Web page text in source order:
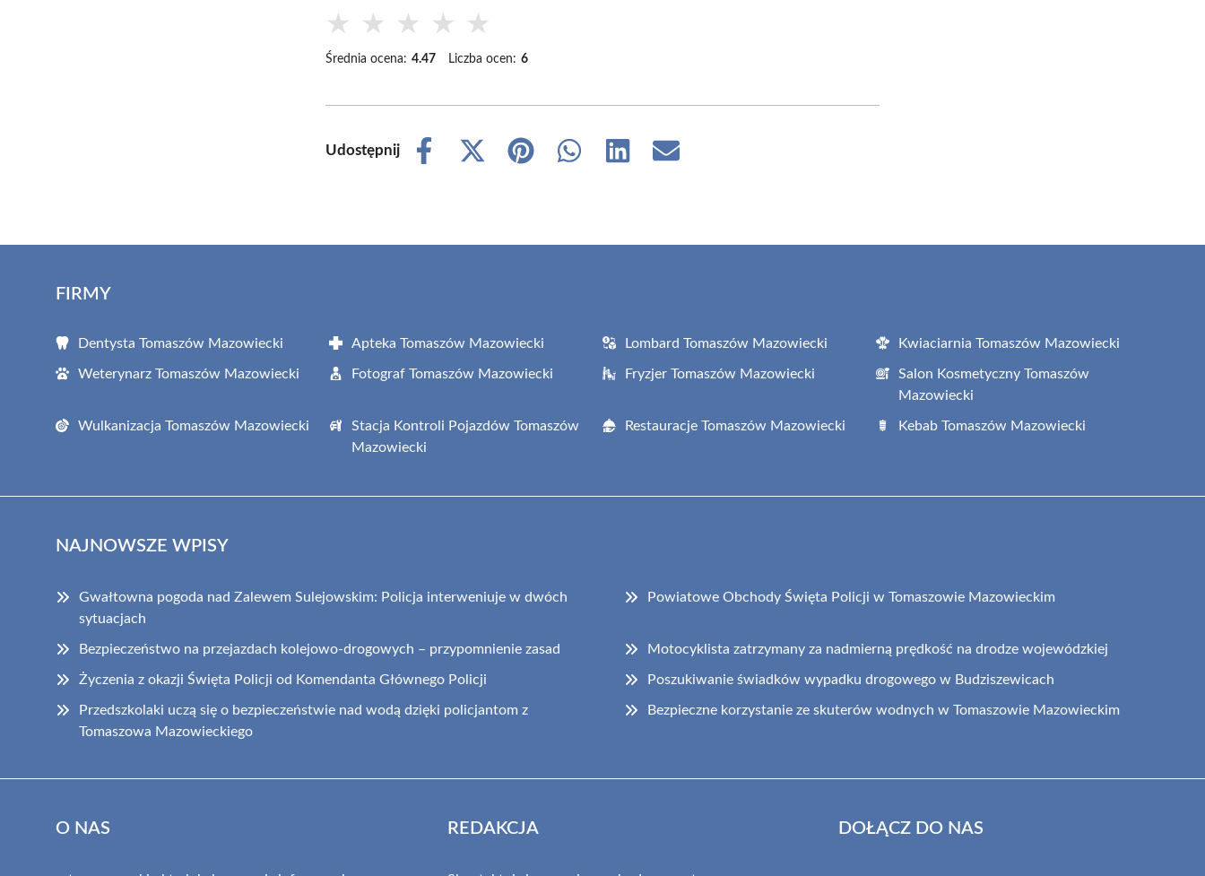
★ ★ ★ ★ ★
Średnia ocena: 4.47 Liczba ocen: 6
Udostępnij
Share
Share
Share
Share
Share
Share
FIRMY
Dentysta Tomaszów Mazowiecki Apteka Tomaszów Mazowiecki Lombard Tomaszów Mazowiecki Kwiaciarnia Tomaszów Mazowiecki
Weterynarz Tomaszów Mazowiecki Fotograf Tomaszów Mazowiecki Fryzjer Tomaszów Mazowiecki
Salon Kosmetyczny Tomaszów
Mazowiecki
Wulkanizacja Tomaszów Mazowiecki
Stacja Kontroli Pojazdów Tomaszów
Mazowiecki
Restauracje Tomaszów Mazowiecki Kebab Tomaszów Mazowiecki
NAJNOWSZE WPISY
Gwałtowna pogoda nad Zalewem Sulejowskim: Policja interweniuje w dwóch
sytuacjach
Powiatowe Obchody Święta Policji w Tomaszowie Mazowieckim
Bezpieczeństwo na przejazdach kolejowo-drogowych – przypomnienie zasad Motocyklista zatrzymany za nadmierną prędkość na drodze wojewódzkiej
Życzenia z okazji Święta Policji od Komendanta Głównego Policji Poszukiwanie świadków wypadku drogowego w Budziszewicach
Przedszkolaki uczą się o bezpieczeństwie nad wodą dzięki policjantom z
Tomaszowa Mazowieckiego
Bezpieczne korzystanie ze skuterów wodnych w Tomaszowie Mazowieckim
O NAS REDAKCJA DOŁĄCZ DO NAS